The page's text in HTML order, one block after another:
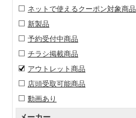
ネットで使えるクーポン対象商品
新製品
予約受付中商品
チラシ掲載商品
アウトレット商品
店頭受取可能商品
動画あり